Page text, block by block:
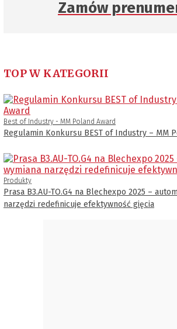
Zamów
TOP W KATEGORII
Best of Industry - MM Poland Award
Regulamin
Produkty
Prasa B3.AU-TO.G4 na Blechexpo 2025 –
narzędzi redefinicuje efektywność gięcia